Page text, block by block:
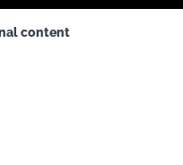
content